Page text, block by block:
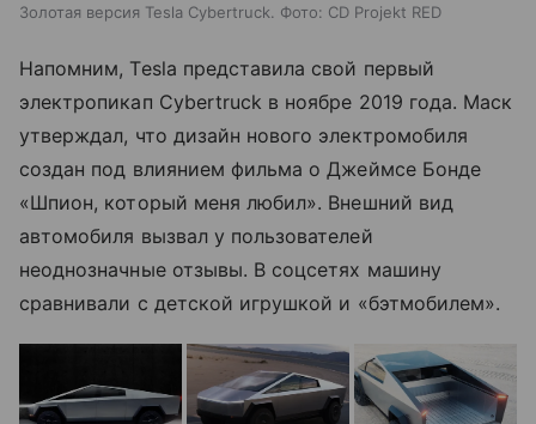
Золотая версия Tesla Cybertruck. Фото: CD Projekt RED
Напомним, Tesla представила свой первый
электропикап Cybertruck в ноябре 2019 года. Маск
утверждал, что дизайн нового электромобиля
создан под влиянием фильма о Джеймсе Бонде
«Шпион, который меня любил». Внешний вид
автомобиля вызвал у пользователей
неоднозначные отзывы. В соцсетях машину
сравнивали с детской игрушкой и «бэтмобилем».